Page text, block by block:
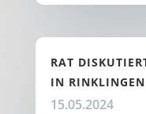
RAT
IN RINKLINGEN
15.05.2024